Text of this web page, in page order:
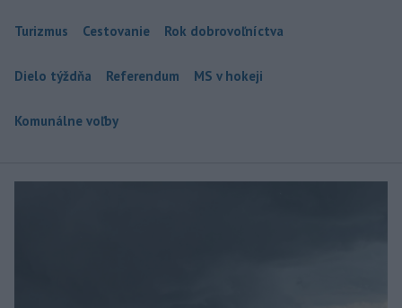
Turizmus Cestovanie Rok dobrovoľníctva
Dielo týždňa Referendum MS v hokeji
Komunálne voľby